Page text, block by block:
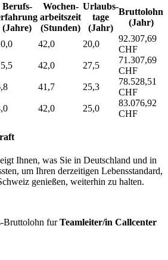
Berufs­
(Jahre)
Wochen­
arbeitszeit
(Stunden)
Urlaubs­
tage
(Jahr)
Bruttolohn
(Jahr)
42,0 20,0
92.307,69
CHF
42,0 27,5
71.307,69
CHF
41,7 25,3
78.528,51
CHF
42,0 25,0
83.076,92
CHF
Ihnen, was Sie in Deutschland und in
um Ihren derzeitigen Lebensstandard,
genießen, weiterhin zu halten.
Bruttolohn furTeamleiter/in Callcenter